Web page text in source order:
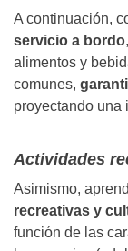
A continuación,
servicio a bordo
alimentos y
comunes,
proyectando una
Actividades
Asimismo,
recreativas y
función de las